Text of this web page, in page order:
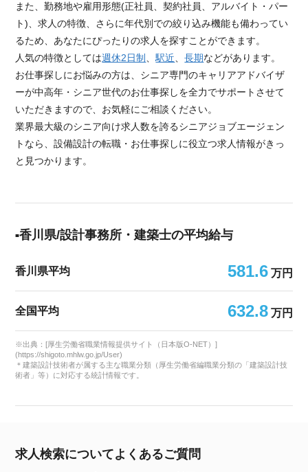
また、勤務地や雇用形態(正社員、契約社員、アルバイト・パー
ト)、求人の特徴、さらに年代別での絞り込み機能も備わってい
るため、あなたにぴったりの求人を探すことができます。
人気の特徴としては週休2日制 、駅近、長期などがあります。
お仕事探しにお悩みの方は、シニア専門のキャリアアドバイザ
ーが中高年・シニア世代のお仕事探しを全力でサポートさせて
いただきますので、お気軽にご相談ください。
業界最大級のシニア向け求人数を誇るシニアジョブエージェン
トなら、設備設計の転職・お仕事探しに役立つ求人情報がきっ
と見つかります。
香川県/設計事務所・建築士の平均給与
香川県平均 581.6 万円
全国平均 632.8 万円
※出典：[厚生労働省職業情報提供サイト（日本版O-NET）]
(https://shigoto.mhlw.go.jp/User)
＊建築設計技術者が属する主な職業分類（厚生労働省編職業分類の「建築設計技
術者」等）に対応する統計情報です。
求人検索についてよくあるご質問